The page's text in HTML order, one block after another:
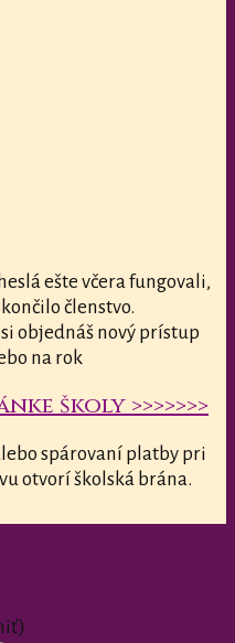
ešte včera fungovali,
členstvo.
objednáš nový prístup
na rok
školy >>>>>>>
spárovaní platby pri
otvorí školská brána.